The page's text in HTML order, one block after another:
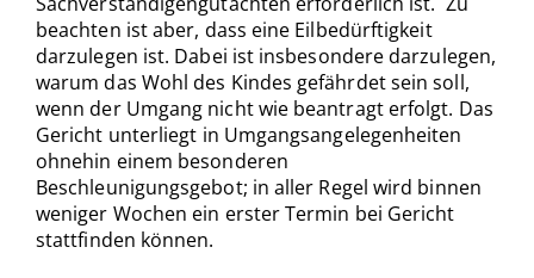
beachten ist aber, dass eine Eilbedürftigkeit
darzulegen ist. Dabei ist insbesondere darzulegen,
warum das Wohl des Kindes gefährdet sein soll,
wenn der Umgang nicht wie beantragt erfolgt. Das
Gericht unterliegt in Umgangsangelegenheiten
ohnehin einem besonderen
Beschleunigungsgebot; in aller Regel wird binnen
weniger Wochen ein erster Termin bei Gericht
stattfinden können.